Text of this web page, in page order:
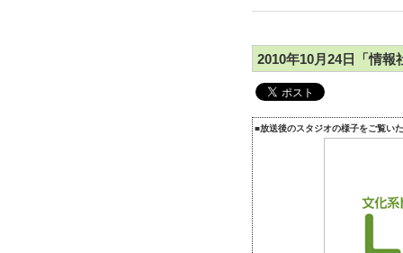
2010年10月24日「情報
■放送後のスタジオの様子をご覧い